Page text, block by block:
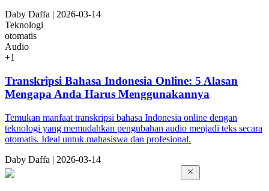
Daby Daffa | 2026-03-14
Teknologi
otomatis
Audio
+1
Transkripsi Bahasa Indonesia Online: 5 Alasan
Mengapa Anda Harus Menggunakannya
Temukan manfaat transkripsi bahasa Indonesia online dengan
teknologi yang memudahkan pengubahan audio menjadi teks secara
otomatis. Ideal untuk mahasiswa dan profesional.
Daby Daffa | 2026-03-14